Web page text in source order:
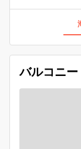
バルコニー